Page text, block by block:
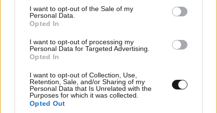
consent section.
I want to opt-out of the Sale of my
Personal Data.
Opted In
I want to opt-out of processing my
Personal Data for Targeted Advertising.
Opted In
I want to opt-out of Collection, Use,
Retention, Sale, and/or Sharing of my
Personal Data that Is Unrelated with the
Purposes for which it was collected.
Opted Out
Xαρακτήρες: 0/1000
ΠΡΟΣΘΗΚΗ